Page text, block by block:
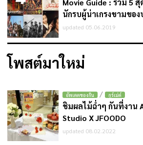
Movie Guide : รวม 5
นักรบผู้น่าเกรงขามขอ
updated 05.06.2019
โพสต์มาใหม่
อัพเดตของกิน / กูร์เม่ต์
ชิมผลไม้ฉ่ำๆ กันที่งาน
Studio X JFOODO
updated 08.02.2022